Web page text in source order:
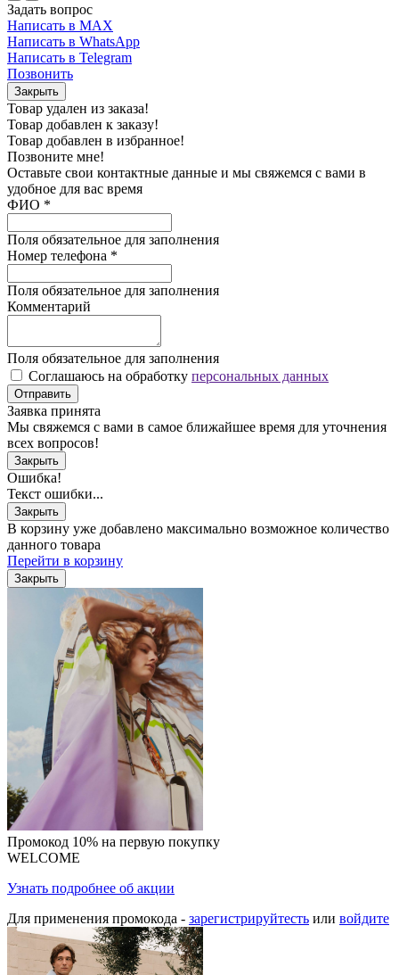
Задать вопрос
Написать в MAX
Написать в WhatsApp
Написать в Telegram
Позвонить
Закрыть
Товар удален из заказа!
Товар добавлен к заказу!
Товар добавлен в избранное!
Позвоните мне!
Оставьте свои контактные данные и мы свяжемся с вами в
удобное для вас время
ФИО *
Поля обязательное для заполнения
Номер телефона *
Поля обязательное для заполнения
Комментарий
Поля обязательное для заполнения
Соглашаюсь на обработку персональных данных
Отправить
Заявка принята
Мы свяжемся с вами в самое ближайшее время для уточнения
всех вопросов!
Закрыть
Ошибка!
Текст ошибки...
Закрыть
В корзину уже добавлено максимально возможное количество
данного товара
Перейти в корзину
Закрыть
Промокод 10% на первую покупку
WELCOME
Узнать подробнее об акции
Для применения промокода - зарегистрируйтесть или войдите